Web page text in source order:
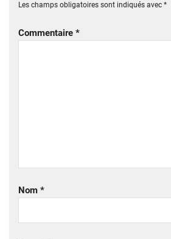
Les champs obligatoires sont indiqués avec *
Commentaire *
Nom *